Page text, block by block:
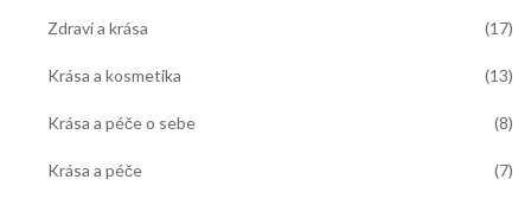
Zdraví a krása (17)
Krása a kosmetika (13)
Krása a péče o sebe (8)
Krása a péče (7)